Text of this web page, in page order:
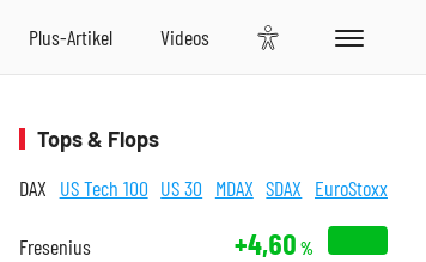
Tops & Flops
DAX US Tech 100 US 30 MDAX SDAX EuroStoxx
Fresenius +4,60 %